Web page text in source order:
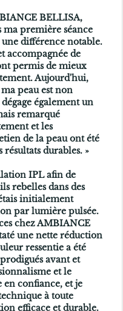
BELLISA,
ma première séance
une différence notable.
accompagnée de
permis de mieux
Aujourd'hui,
peau est non
également un
remarqué
et les
de la peau ont été
durables. »
IPL afin de
rebelles dans des
initialement
par lumière pulsée.
chez AMBIANCE
une nette réduction
ressentie a été
avant et
et le
confiance, et je
à toute
efficace et durable.